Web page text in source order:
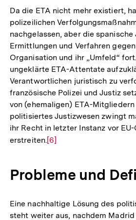
Da die ETA nicht mehr existiert,
polizeilichen
nachgelassen, aber die
Ermittlungen und Verfahren
Organisation und ihr „Umfeld“
ungeklärte ETA-Attentate
Verantwortlichen juristisch zu
französische Polizei und Justiz
von (ehemaligen) ETA-
politisiertes Justizwesen zwingt
ihr Recht in letzter Instanz vor
erstreiten.Zur
Fußnote
[6]
Probleme und
Eine nachhaltige Lösung des
steht weiter aus, nachdem Madrid